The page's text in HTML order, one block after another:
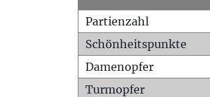
Partienzahl
Schönheitspunkte
Damenopfer
Turmopfer